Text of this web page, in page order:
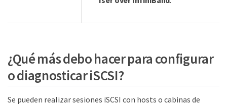
¿Qué más debo hacer para configurar
o diagnosticar iSCSI?
Se pueden realizar sesiones iSCSI con hosts o cabinas de